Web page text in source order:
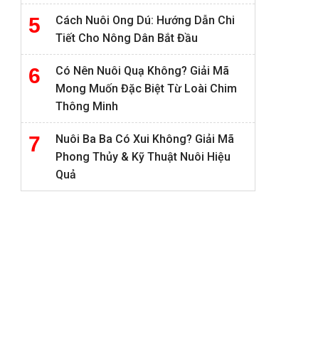
Cách Nuôi Ong Dú: Hướng Dẫn Chi
Tiết Cho Nông Dân Bắt Đầu
Có Nên Nuôi Quạ Không? Giải Mã
Mong Muốn Đặc Biệt Từ Loài Chim
Thông Minh
Nuôi Ba Ba Có Xui Không? Giải Mã
Phong Thủy & Kỹ Thuật Nuôi Hiệu
Quả